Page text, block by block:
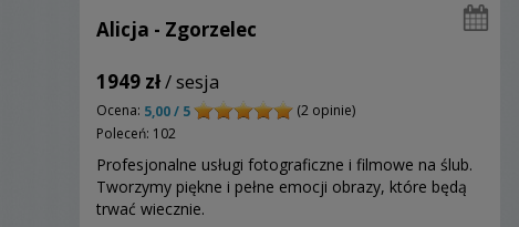
Alicja - Zgorzelec
1949 zł/ sesja
Ocena: 5,00 / 5
(2 opinie)
Poleceń: 102
Profesjonalne usługi fotograficzne i filmowe na ślub.
Tworzymy piękne i pełne emocji obrazy, które będą
trwać wiecznie.